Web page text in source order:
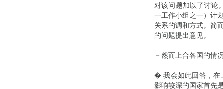
对该问题加以了讨论
一工作小组之一）计
关系的调和方式。简
的问题提出意见。
－然而上合各国的情
� 我会如此回答，在
影响较深的国家首先